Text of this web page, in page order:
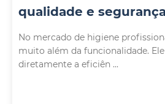
qualidade e segurança
No mercado de higiene
muito além da funcionalidade.
diretamente a eficiên ...